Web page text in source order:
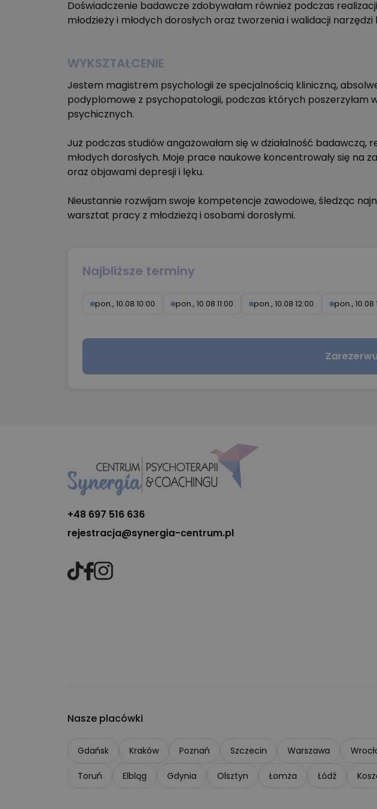
Doświadczenie badawcze zdobywałam również podczas
młodzieży i młodych dorosłych oraz tworzenia i walidacji
WYKSZTAŁCENIE
Jestem magistrem psychologii ze specjalnością kliniczną,
podyplomowe z psychopatologii, podczas których poszerzyłam
psychicznych.
Już podczas studiów angażowałam się w działalność
młodych dorosłych. Moje prace naukowe koncentrowały się
oraz objawami depresji i lęku.
Nieustannie rozwijam swoje kompetencje zawodowe, śledząc
warsztat pracy z młodzieżą i osobami dorosłymi.
Najbliższe terminy
pon., 10.08 10:00 pon., 10.08 11:00 pon., 10.08 12:00 pon., 10.08
+48 697 516 636
rejestracja@synergia-centrum.pl
Nasze placówki
Gdańsk Kraków Poznań Szczecin Warszawa
Toruń Elbląg Gdynia Olsztyn Łomża Łódź